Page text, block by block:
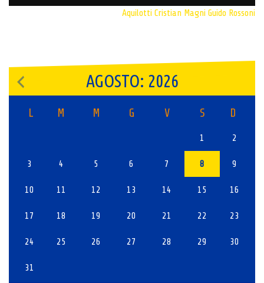
Aquilotti Cristian Magni Guido Rossoni
AGOSTO: 2026
L M M G V S D
1 2
3 4 5 6 7 8 9
10 11 12 13 14 15 16
17 18 19 20 21 22 23
24 25 26 27 28 29 30
31